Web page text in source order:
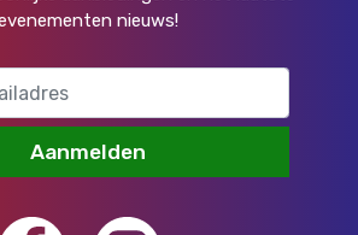
nieuws!
Aanmelden